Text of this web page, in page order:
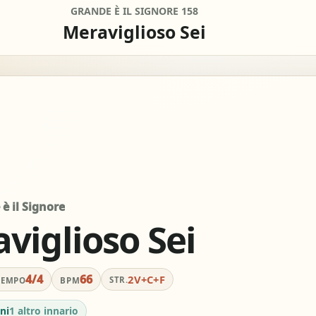
GRANDE È IL SIGNORE 158
Meraviglioso Sei
Per chitarra,
view_column_2 keyboard_double_arrow_down
il Signore
Sei
4/4 BPM66 STR.2V+C+F
1 altro innario